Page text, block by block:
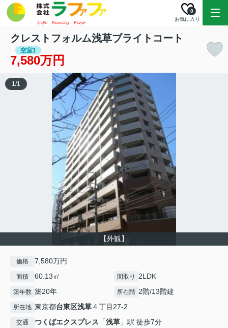
お気に入り
0
クレストフォルム浅草ブライトコート
空室1
7,580万円
【外観】
1/1
価格 7,580万円
面積 60.13㎡ 間取り 2LDK
築年数 築20年 所在階 2階/13階建
所在地 東京都台東区浅草４丁目27-2
交通 つくばエクスプレス 「浅草 」駅 徒歩7分